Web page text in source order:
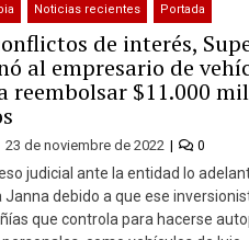
Noticias recientes Portada
de interés,
al empresario de
reembolsar $11.000
23 de noviembre de 2022 0
judicial ante la entidad lo
Janna debido a que ese
que controla para hacerse